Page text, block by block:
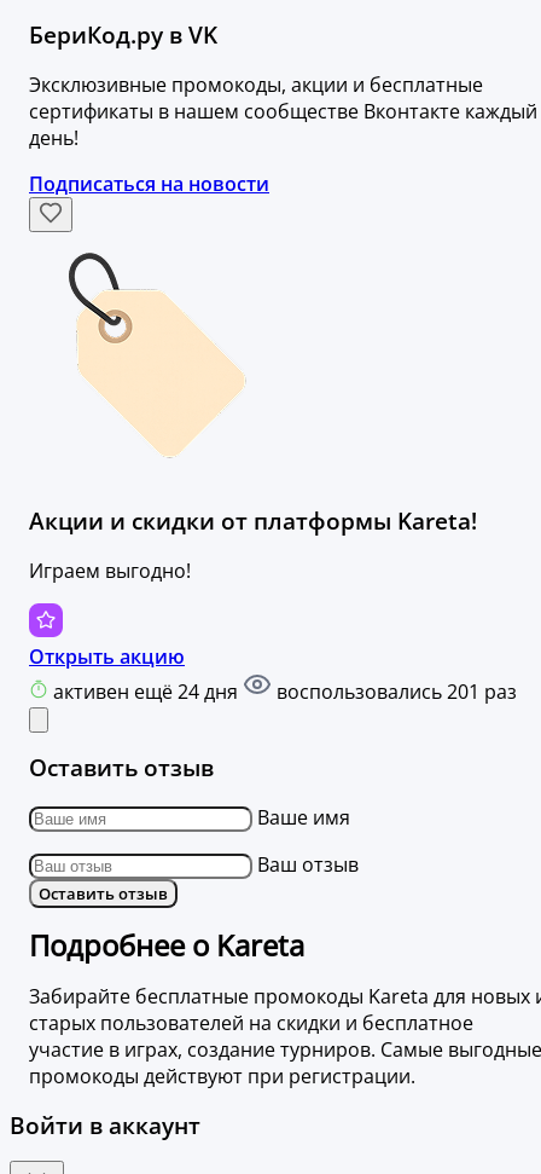
БериКод.ру в VK
Эксклюзивные промокоды, акции и бесплатные
сертификаты в нашем сообществе Вконтакте каждый
день!
Подписаться на новости
Акции и скидки от платформы Kareta!
Играем выгодно!
Открыть акцию
активен ещё 24 дня
воспользовались 201 раз
Оставить отзыв
Ваше имя
Ваш отзыв
Оставить отзыв
Подробнее о Kareta
Забирайте бесплатные промокоды Kareta для новых
старых пользователей на скидки и бесплатное
участие в играх, создание турниров. Самые выгодные
промокоды действуют при регистрации.
Войти в аккаунт